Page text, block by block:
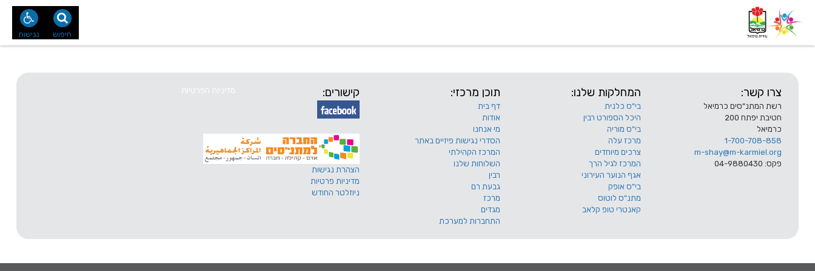
נגישות חיפוש
צרו קשר:
רשת המתנ"סים כרמיאל
חטיבת יפתח 200
כרמיאל
1-700-708-858
m-shay@m-karmiel.org
פקס: 04-9880430
המחלקות שלנו:
בי"ס כלנית
היכל הספורט רבין
בי"ס מוריה
מרכז עלה
צרכים מיוחדים
המרכז לגיל הרך
אגף הנוער העירוני
בי"ס אופק
מתנ"ס לוטוס
קאנטרי טופ קלאב
תוכן מרכזי:
דף בית
אודות
מי אנחנו
הסדרי נגישות פיזיים באתר
המרכז הקהילתי
השלוחות שלנו
רבין
גבעת רם
מרכז
מגדים
התחברות למערכת
קישורים:
הצהרת נגישות
מדיניות פרטיות
ניוזלטר החודש
מדיניות הפרטיות